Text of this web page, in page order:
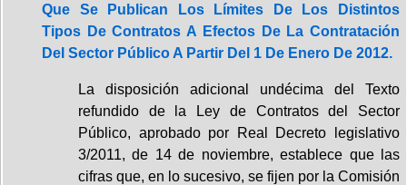
Que Se Publican Los Límites De Los Distintos
Tipos De Contratos A Efectos De La Contratación
Del Sector Público A Partir Del 1 De Enero De 2012.
La disposición adicional undécima del Texto
refundido de la Ley de Contratos del Sector
Público, aprobado por Real Decreto legislativo
3/2011, de 14 de noviembre, establece que las
cifras que, en lo sucesivo, se fijen por la Comisión